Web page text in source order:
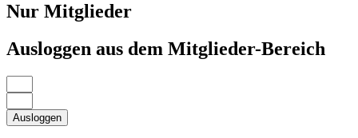
Nur Mitglieder
Ausloggen aus dem Mitglieder-Bereich
Ausloggen